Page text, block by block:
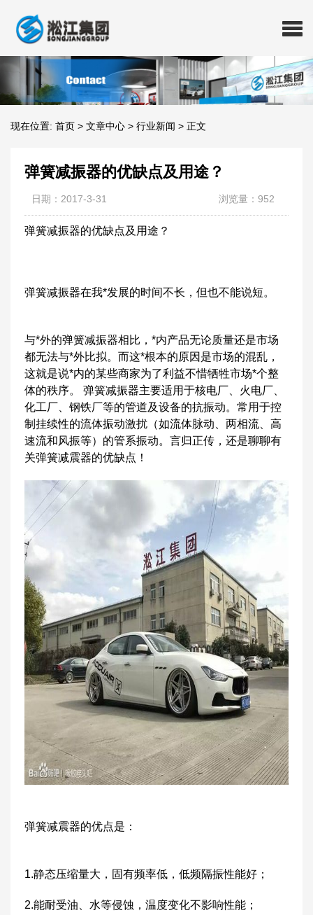
现在位置: 首页 > 文章中心 > 行业新闻 > 正文
弹簧减振器的优缺点及用途？
日期：2017-3-31 浏览量：952
弹簧减振器的优缺点及用途？
弹簧减振器在我*发展的时间不长，但也不能说短。
与*外的弹簧减振器相比，*内产品无论质量还是市场
都无法与*外比拟。而这*根本的原因是市场的混乱，
这就是说*内的某些商家为了利益不惜牺牲市场*个整
体的秩序。 弹簧减振器主要适用于核电厂、火电厂、
化工厂、钢铁厂等的管道及设备的抗振动。常用于控
制挂续性的流体振动激扰（如流体脉动、两相流、高
速流和风振等）的管系振动。言归正传，还是聊聊有
关弹簧减震器的优缺点！
弹簧减震器的优点是：
1.静态压缩量大，固有频率低，低频隔振性能好；
2.能耐受油、水等侵蚀，温度变化不影响性能；